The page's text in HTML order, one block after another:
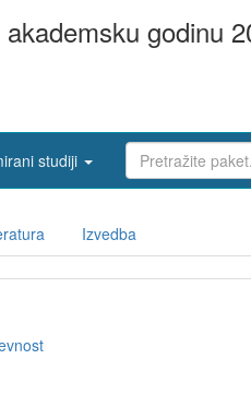
godinu
studiji
Izvedba